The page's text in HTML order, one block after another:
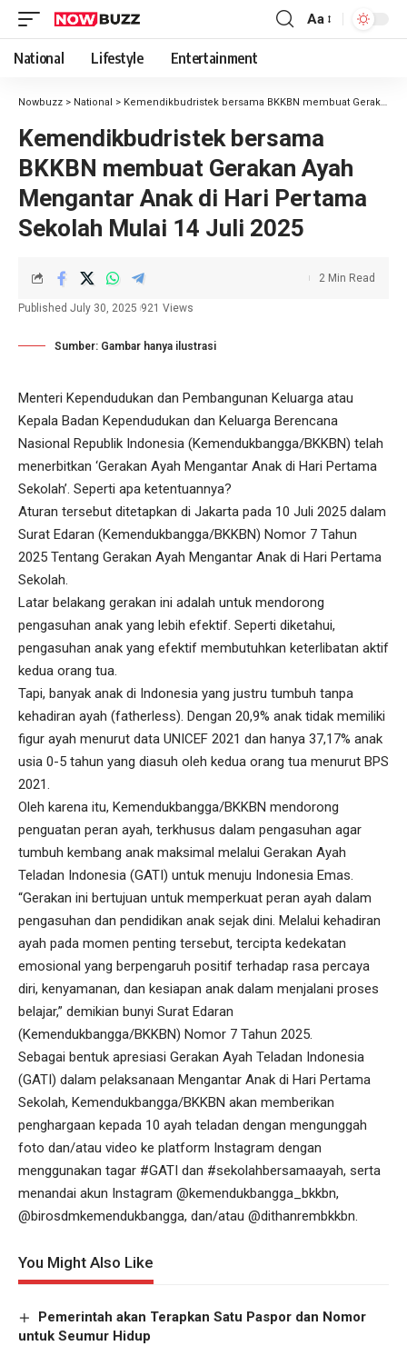
Aa
National Lifestyle Entertainment
Nowbuzz > National > Kemendikbudristek bersama BKKBN membuat Gerakan Ayah Mengantar Anak di Hari Pertama Sekolah Mulai 14 Juli 2025
Kemendikbudristek bersama
BKKBN membuat Gerakan Ayah
Mengantar Anak di Hari Pertama
Sekolah Mulai 14 Juli 2025
Published July 30, 2025 921 Views
2 Min Read
Sumber: Gambar hanya ilustrasi
Menteri Kependudukan dan Pembangunan Keluarga atau
Kepala Badan Kependudukan dan Keluarga Berencana
Nasional Republik Indonesia (Kemendukbangga/BKKBN) telah
menerbitkan ‘Gerakan Ayah Mengantar Anak di Hari Pertama
Sekolah’. Seperti apa ketentuannya?
Aturan tersebut ditetapkan di Jakarta pada 10 Juli 2025 dalam
Surat Edaran (Kemendukbangga/BKKBN) Nomor 7 Tahun
2025 Tentang Gerakan Ayah Mengantar Anak di Hari Pertama
Sekolah.
Latar belakang gerakan ini adalah untuk mendorong
pengasuhan anak yang lebih efektif. Seperti diketahui,
pengasuhan anak yang efektif membutuhkan keterlibatan aktif
kedua orang tua.
Tapi, banyak anak di Indonesia yang justru tumbuh tanpa
kehadiran ayah (fatherless). Dengan 20,9% anak tidak memiliki
figur ayah menurut data UNICEF 2021 dan hanya 37,17% anak
usia 0-5 tahun yang diasuh oleh kedua orang tua menurut BPS
2021.
Oleh karena itu, Kemendukbangga/BKKBN mendorong
penguatan peran ayah, terkhusus dalam pengasuhan agar
tumbuh kembang anak maksimal melalui Gerakan Ayah
Teladan Indonesia (GATI) untuk menuju Indonesia Emas.
“Gerakan ini bertujuan untuk memperkuat peran ayah dalam
pengasuhan dan pendidikan anak sejak dini. Melalui kehadiran
ayah pada momen penting tersebut, tercipta kedekatan
emosional yang berpengaruh positif terhadap rasa percaya
diri, kenyamanan, dan kesiapan anak dalam menjalani proses
belajar,” demikian bunyi Surat Edaran
(Kemendukbangga/BKKBN) Nomor 7 Tahun 2025.
Sebagai bentuk apresiasi Gerakan Ayah Teladan Indonesia
(GATI) dalam pelaksanaan Mengantar Anak di Hari Pertama
Sekolah, Kemendukbangga/BKKBN akan memberikan
penghargaan kepada 10 ayah teladan dengan mengunggah
foto dan/atau video ke platform Instagram dengan
menggunakan tagar #GATI dan #sekolahbersamaayah, serta
menandai akun Instagram @kemendukbangga_bkkbn,
@birosdmkemendukbangga, dan/atau @dithanrembkkbn.
You Might Also Like
Pemerintah akan Terapkan Satu Paspor dan Nomor
untuk Seumur Hidup